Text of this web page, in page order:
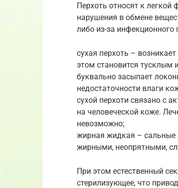
Перхоть относят к легкой
нарушения в обмене
либо из-за
сухая перхоть –
этом становится тусклым
буквально засыпает
недостаточности влаги
сухой перхоти связано с
на человеческой коже.
невозможно;
жирная жидкая – сальные
жирными, неопрятными,
При этом естественный
стерилизующее, что